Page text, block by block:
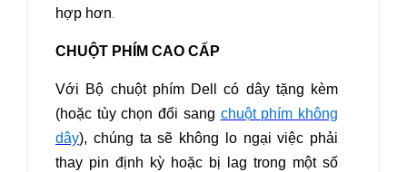
hợp hơn.
CHUỘT PHÍM CAO CẤP
Với Bộ chuột phím Dell có dây tặng kèm
(hoặc tùy chọn đổi sang chuột phím không
dây), chúng ta sẽ không lo ngại việc phải
thay pin định kỳ hoặc bị lag trong một số